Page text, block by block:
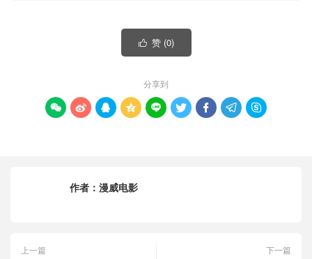
 赞 (0)
分享到
        
作者： 漫威电影
上一篇 下一篇